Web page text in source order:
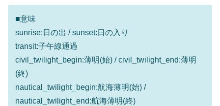
■意味
sunrise:日の出 / sunset:日の入り
transit:子午線通過
civil_twilight_begin:薄明(始) / civil_twilight_end:薄明
(終)
nautical_twilight_begin:航海薄明(始) /
nautical_twilight_end:航海薄明(終)